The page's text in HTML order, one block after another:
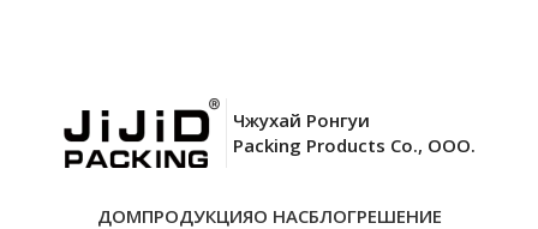
Чжухай Ронгуи
Packing Products Co., ООО.
ДОМПРОДУКЦИЯО НАСБЛОГРЕШЕНИЕ